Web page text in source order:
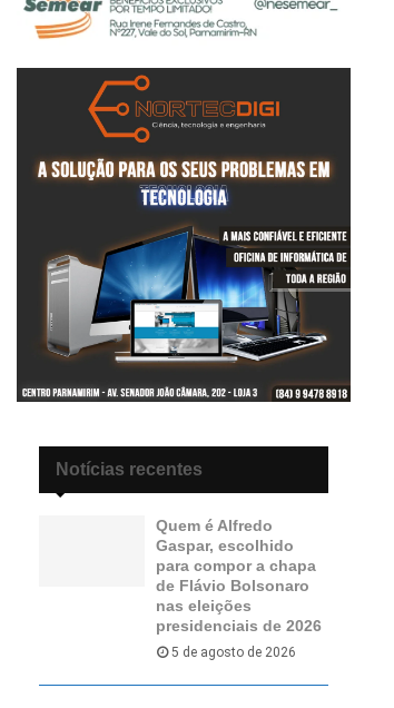
Notícias recentes
Quem é Alfredo
Gaspar, escolhido
para compor a chapa
de Flávio Bolsonaro
nas eleições
presidenciais de 2026
5 de agosto de 2026